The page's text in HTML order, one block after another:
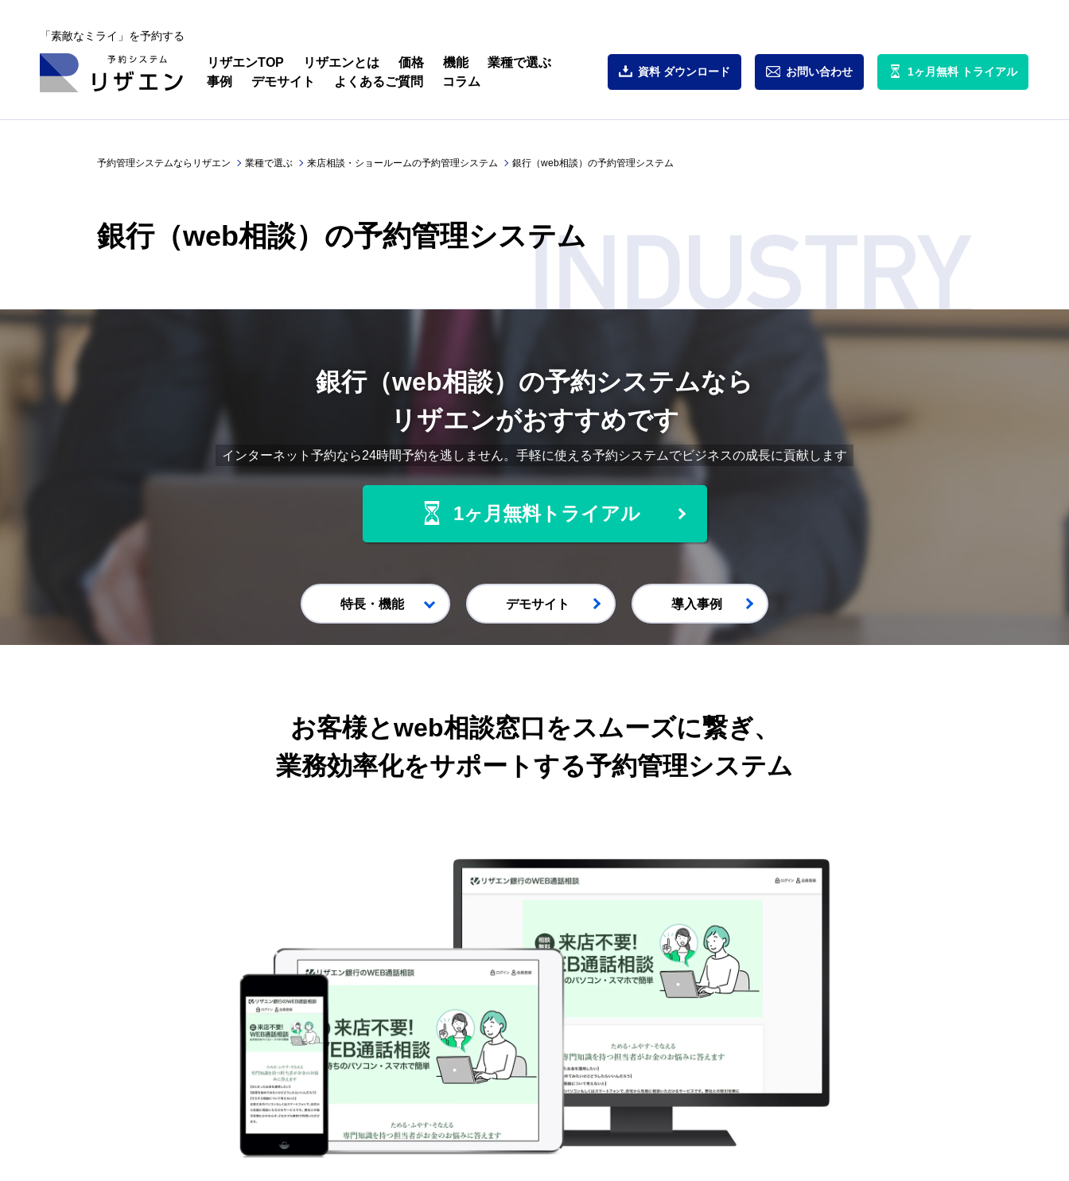
「素敵なミライ」を予約する
リザエンTOP リザエンとは 価格 機能
業種で選ぶ
事例
デモサイト よくあるご質問 コラム
資料ダウンロード お問い合わせ 1ヶ月無料トライアル
予約管理システムならリザエン 業種で選ぶ 来店相談・ショールームの予約管理システム 銀行（web相談）の予約管理システム
銀行（web相談）の予約管理システム
銀行（web相談） の予約システムなら
リザエンがおすすめです
インターネット予約なら24時間予約を逃しません。手軽に使える予約システムでビジネスの成長に貢献します
1ヶ月無料トライアル
特長・機能 デモサイト 導入事例
お客様とweb相談窓口をスムーズに繋ぎ、
業務効率化をサポートする予約管理システム